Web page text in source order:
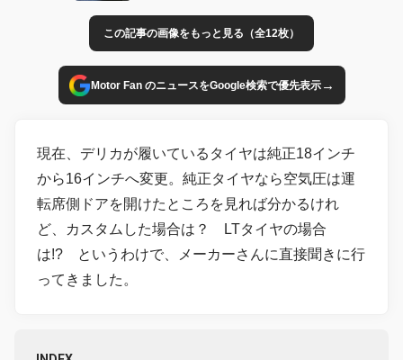
この記事の画像をもっと見る（全12枚）
Motor Fan のニュースをGoogle検索で優先表示→
現在、デリカが履いているタイヤは純正18インチ
から16インチへ変更。純正タイヤなら空気圧は運
転席側ドアを開けたところを見れば分かるけれ
ど、カスタムした場合は？ LTタイヤの場合
は!? というわけで、メーカーさんに直接聞きに行
ってきました。